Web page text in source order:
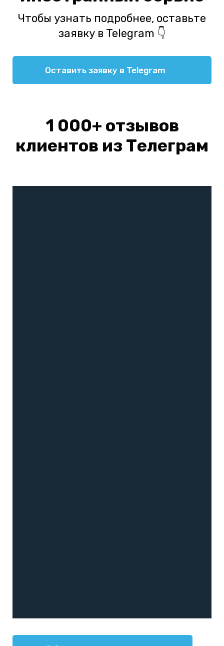
Чтобы узнать подробнее, оставьте
заявку в Telegram 👇
Оставить заявку в Telegram
1 000+ отзывов
клиентов из Телеграм